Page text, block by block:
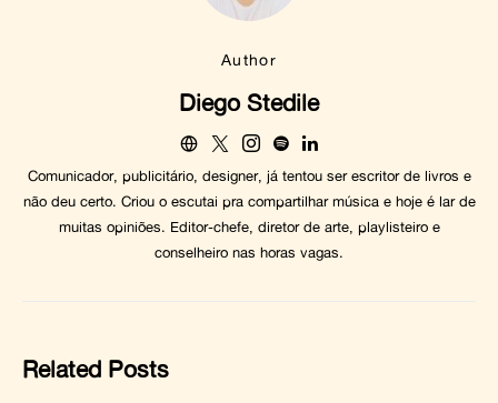
Author
Diego Stedile
Comunicador, publicitário, designer, já tentou ser escritor de livros e
não deu certo. Criou o escutai pra compartilhar música e hoje é lar de
muitas opiniões. Editor-chefe, diretor de arte, playlisteiro e
conselheiro nas horas vagas.
Related Posts